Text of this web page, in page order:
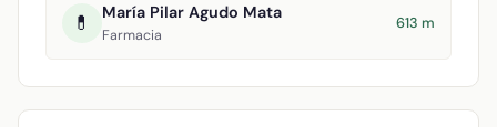
💊 María Pilar Agudo Mata
Farmacia
613 m